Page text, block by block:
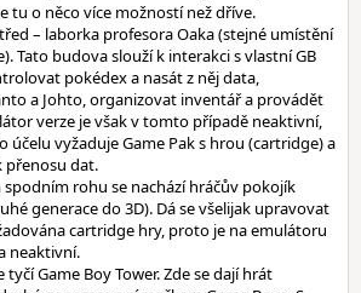
tu o něco více možností než dříve.
– laborka profesora Oaka (stejné umístění
Tato budova slouží k interakci s vlastní GB
pokédex a nasát z něj data,
a Johto, organizovat inventář a provádět
verze je však v tomto případě neaktivní,
vyžaduje Game Pak s hrou (cartridge) a
přenosu dat.
rohu se nachází hráčův pokojík
generace do 3D). Dá se všelijak upravovat
cartridge hry, proto je na emulátoru
neaktivní.
Game Boy Tower. Zde se dají hrát